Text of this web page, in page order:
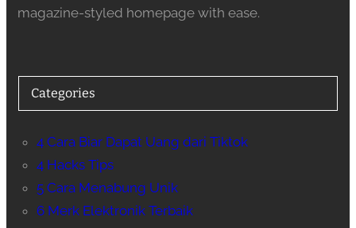
magazine-styled homepage with ease.
Categories
4 Cara Biar Dapat Uang dari Tiktok
4 Hacks Tips
5 Cara Menabung Unik
6 Merk Elektronik Terbaik